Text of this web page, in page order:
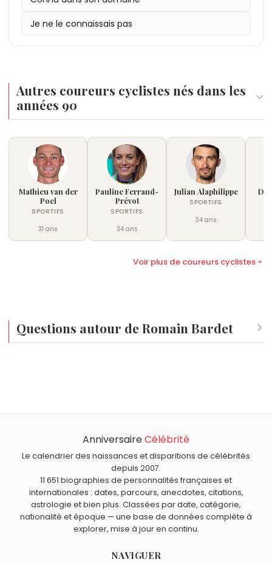
Je ne le connaissais pas
Autres coureurs cyclistes nés dans les
années 90
Mathieu van der
Poel
SPORTIFS
31 ans
Pauline Ferrand-
Prévot
SPORTIFS
34 ans
Julian Alaphilippe
SPORTIFS
34 ans
Voir plus de coureurs cyclistes
Questions autour de Romain Bardet
Florent Manaudou,Mamadou Sakho,Christophe
Lemaitre,Alizé LimetJohann Zarcosont nés en 1990.
Quels sportifs français sont du signe Scorpion comme
Romain Bardet ?
Camille Muffat Florence Arthaud,Florent Manaudou
Jules KoundéetAntoine Dupontsont du signe Scorpion.
AnniversaireCélébrité
Le calendrier des naissances et disparitions de célébrités
depuis 2007.
11 651 biographies de personnalités françaises et
internationales : dates, parcours, anecdotes, citations,
astrologie et bien plus. Classées par date, catégorie,
nationalité et époque — une base de données complète à
explorer, mise à jour en continu.
NAVIGUER